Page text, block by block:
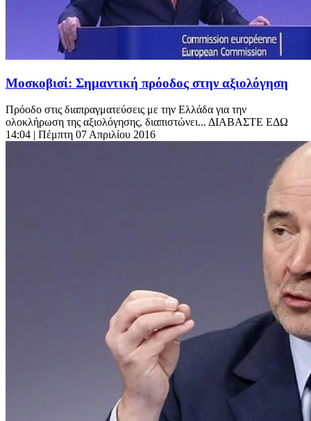
Μοσκοβισί: Σημαντική πρόοδος στην αξιολόγηση
Πρόοδο στις διαπραγματεύσεις με την Ελλάδα για την
ολοκλήρωση της αξιολόγησης, διαπιστώνει... ΔΙΑΒΑΣΤΕ ΕΔΩ
14:04 | Πέμπτη 07 Απριλίου 2016